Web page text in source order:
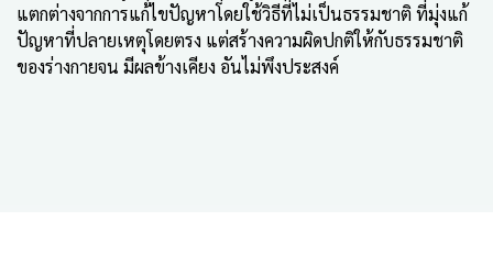
แตกต่างจากการแก้ไขปัญหาโดยใช้วิธีที่ไม่เป็นธรรมชาติ ที่มุ่งแก้
ปัญหาที่ปลายเหตุโดยตรง แต่สร้างความผิดปกติให้กับธรรมชาติ
ของร่างกายจน มีผลข้างเคียง อันไม่พึงประสงค์